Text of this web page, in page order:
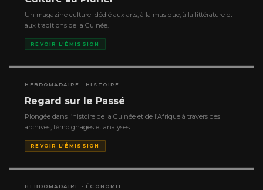
Un magazine culturel dédié aux arts, à la musique, à la littérature et
aux traditions de la Guinée.
REVOIR L'ÉMISSION
HEBDOMADAIRE · HISTOIRE
Regard sur le Passé
Plongée dans l’histoire de la Guinée et de l’Afrique à travers des
archives, témoignages et analyses.
REVOIR L'ÉMISSION
HEBDOMADAIRE · ÉCONOMIE